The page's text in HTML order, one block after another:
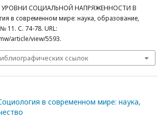
УРОВНИ СОЦИАЛЬНОЙ НАПРЯЖЕННОСТИ В
в современном мире: наука, образование,
11. С. 74-78. URL:
article/view/5593.
ссылок
в современном мире: наука,